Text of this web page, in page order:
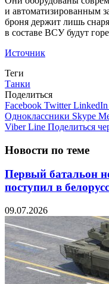
и автоматизированным
броня держит лишь
в составе ВСУ будут
Источник
Теги
Танки
Поделиться
Facebook Twitter LinkedIn
Одноклассники Skype
Viber Line Поделиться
Новости по теме
Первый батальон
поступил в
09.07.2026